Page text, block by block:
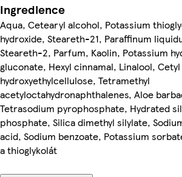
Ingredience
Aqua, Cetearyl alcohol, Potassium
hydroxide, Steareth-21, Paraffinum
Steareth-2, Parfum, Kaolin, Potassium
gluconate, Hexyl cinnamal, Linalool, Cetyl
hydroxyethylcellulose, Tetramethyl
acetyloctahydronaphthalenes, Aloe
Tetrasodium pyrophosphate, Hydrated
phosphate, Silica dimethyl silylate,
acid, Sodium benzoate, Potassium
a thioglykolát